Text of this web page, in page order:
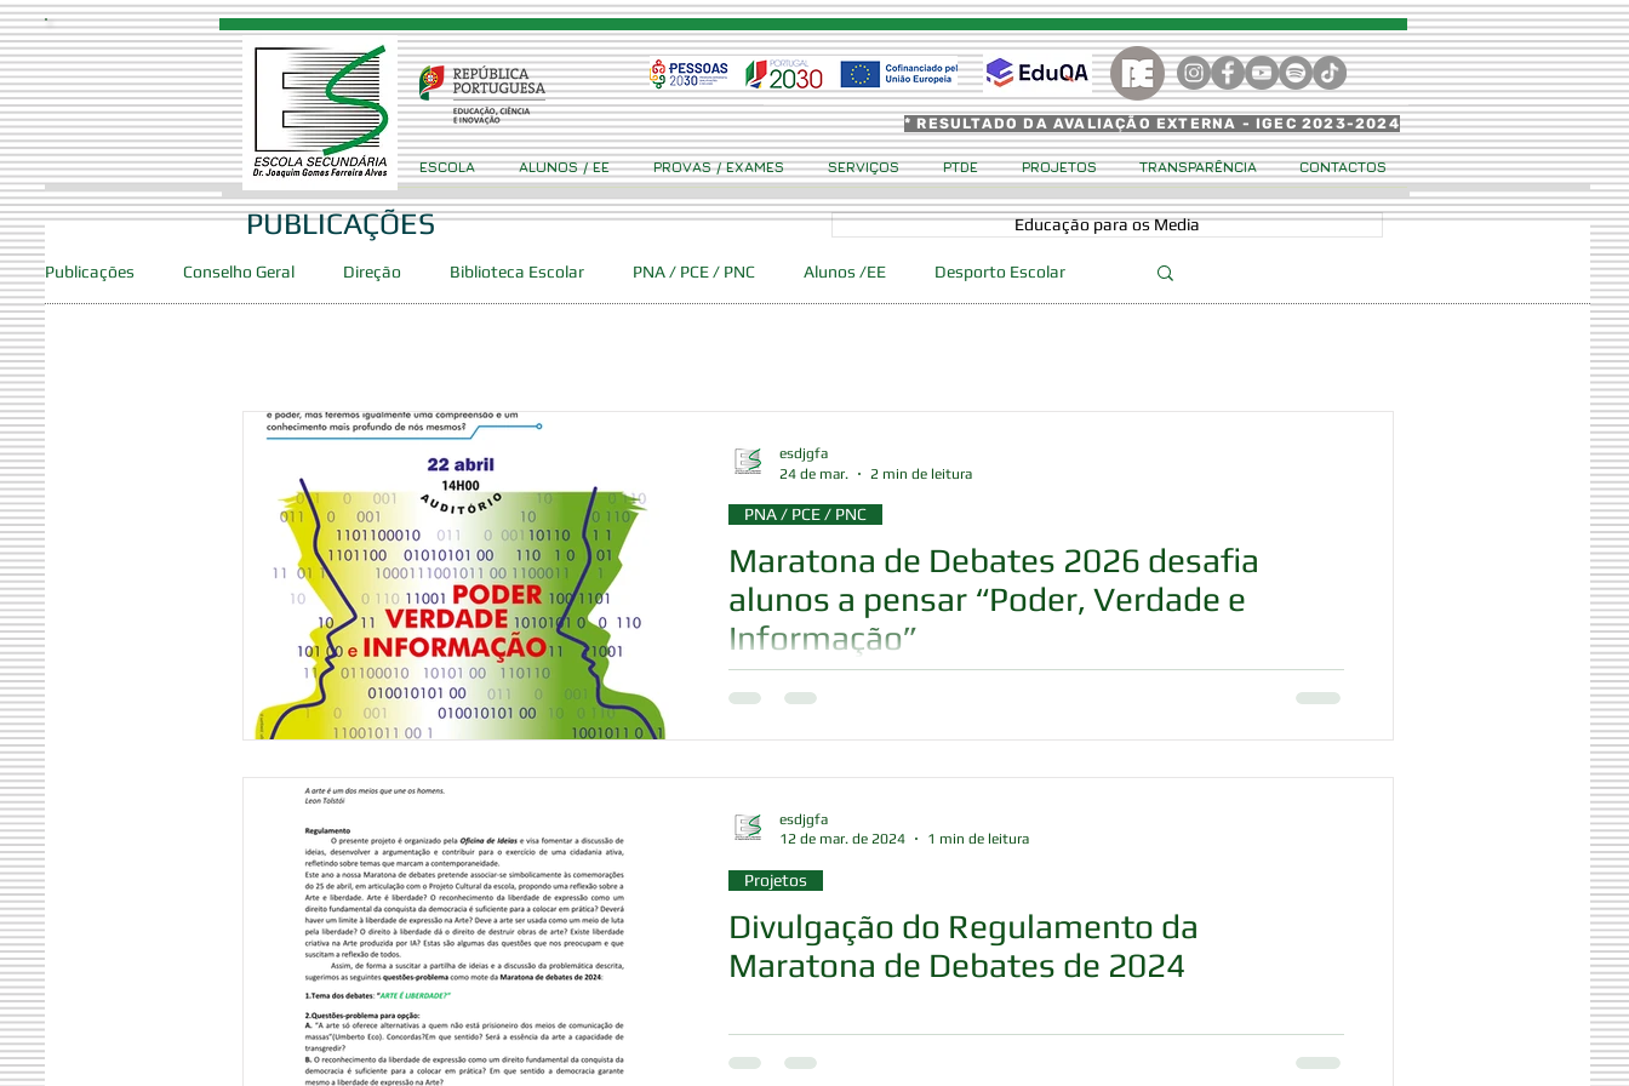
Publicações Conselho Geral Direção Biblioteca Escolar PNA / PCE / PNC Alunos /EE Desporto Escolar
SPO
Maratona de Debates 2026 desafia
alunos a pensar “Poder, Verdade e
Informação”
PNA / PCE / PNC
esdjgfa
24 de mar.
2 min de leitura
Divulgação do Regulamento da
Maratona de Debates de 2024
Projetos
esdjgfa
12 de mar. de 2024
1 min de leitura
PUBLICAÇÕES Educação para os Media
ESCOLA ALUNOS / EE PROVAS / EXAMES SERVIÇOS PTDE PROJETOS TRANSPARÊNCIA CONTACTOS
* RESULTADO DA AVALIAÇÃO EXTERNA - IGEC 2023-2024